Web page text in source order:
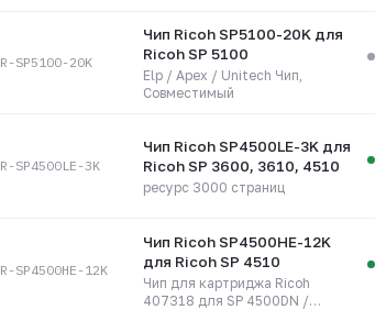
R-SP5100-20K
Чип Ricoh SP5100-20K для
Ricoh SP 5100
Elp / Apex / Unitech Чип,
Совместимый
R-SP4500LE-3K
Чип Ricoh SP4500LE-3K для
Ricoh SP 3600, 3610, 4510
ресурс 3000 страниц
R-SP4500HE-12K
Чип Ricoh SP4500HE-12K
для Ricoh SP 4510
Чип для картриджа Ricoh
407318 для SP 4500DN /